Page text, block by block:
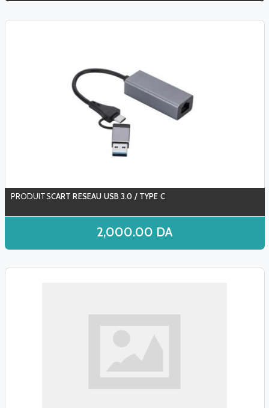
CART RESEAU USB 3.0 / TYPE C
2,000.00 DA